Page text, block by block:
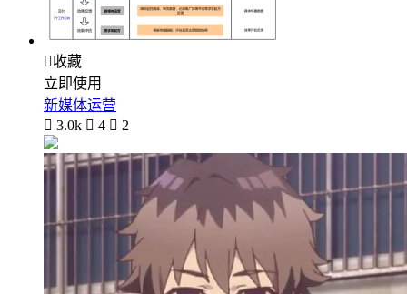
收藏
立即使用
新媒体运营
 3.0k  4  2